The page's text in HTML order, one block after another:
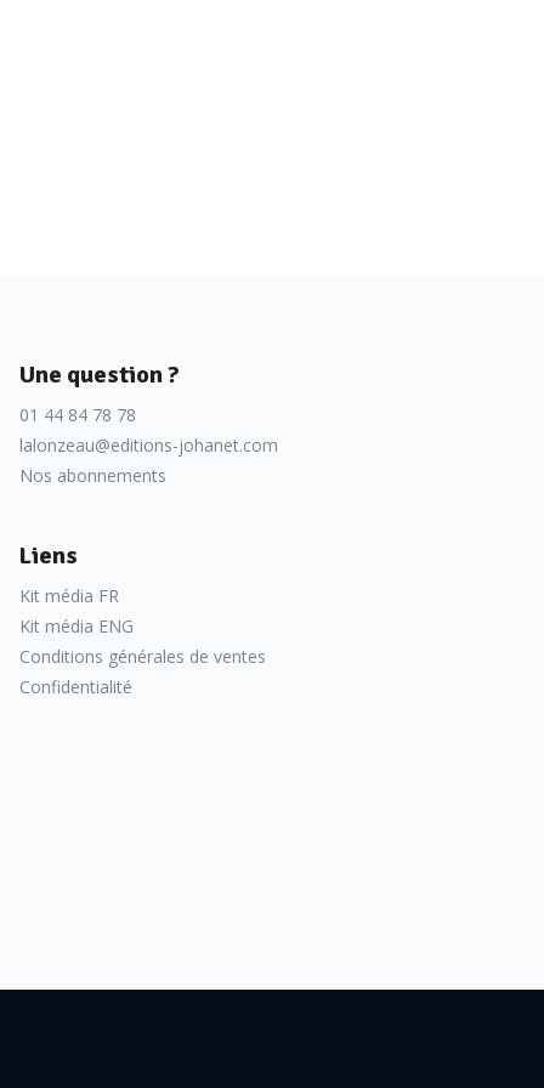
Une question ?
01 44 84 78 78
lalonzeau@editions-johanet.com
Nos abonnements
Liens
Kit média FR
Kit média ENG
Conditions générales de ventes
Confidentialité